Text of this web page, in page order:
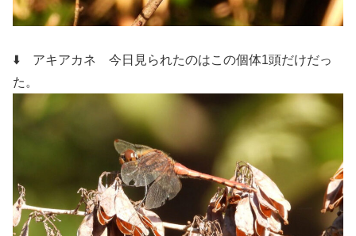
⬇️ アキアカネ 今日見られたのはこの個体1頭だけだっ
た。